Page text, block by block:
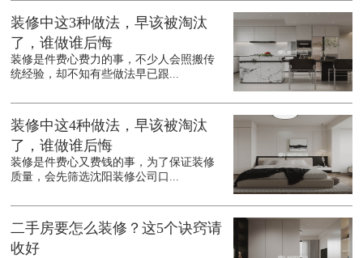
装修中这3种做法，早该被淘汰
了，谁做谁后悔
装修是件费心费力的事，不少人会照搬传
统经验，却不知有些做法早已跟...
装修中这4种做法，早该被淘汰
了，谁做谁后悔
装修是件费心又费钱的事，为了保证装修
质量，会先筛选沈阳装修公司口...
二手房要怎么装修？这5个诀窍请
收好